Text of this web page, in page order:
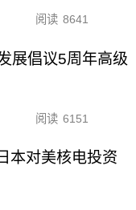
阅读 8641
展倡议5周年高级
阅读 6151
本对美核电投资